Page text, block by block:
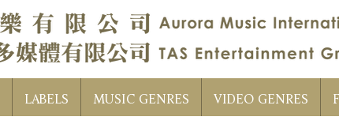
LABELS MUSIC GENRES VIDEO GENRES